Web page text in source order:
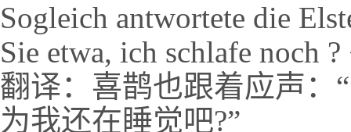
Sogleich antwortete die
Sie etwa, ich schlafe noch ?
翻译：喜鹊也跟着应声：
为我还在睡觉吧?”